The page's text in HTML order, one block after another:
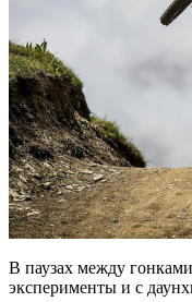
В паузах между
эксперименты и с